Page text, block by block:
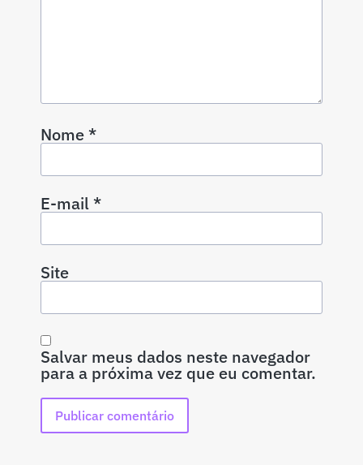
Nome*
E-mail*
Site
Salvar meus dados neste navegador
para a próxima vez que eu comentar.